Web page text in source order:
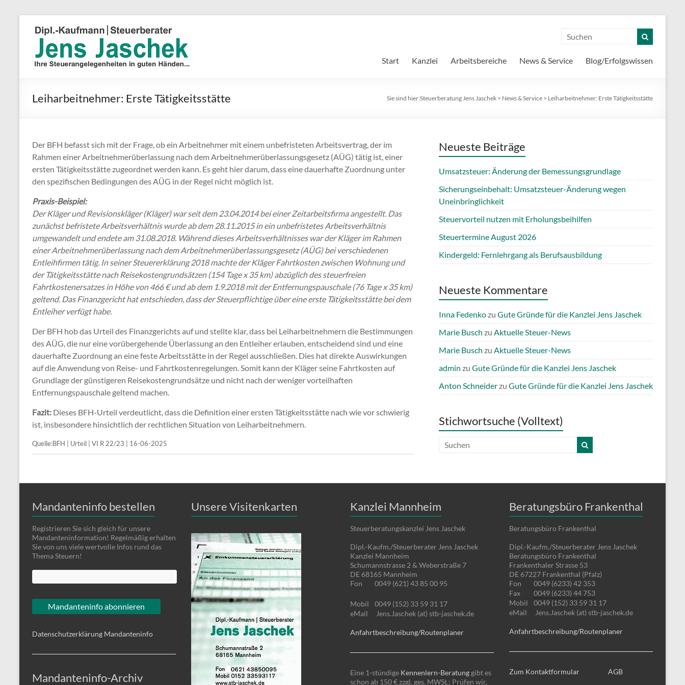
Start Kanzlei Arbeitsbereiche News & Service Blog/Erfolgswissen
Leiharbeitnehmer: Erste Tätigkeitsstätte Sie sind hier:Steuerberatung Jens Jaschek > News & Service > Leiharbeitnehmer: Erste Tätigkeitsstätte
Der BFH befasst sich mit der Frage, ob ein Arbeitnehmer mit einem unbefristeten Arbeitsvertrag, der im
Rahmen einer Arbeitnehmerüberlassung nach dem Arbeitnehmerüberlassungsgesetz (AÜG) tätig ist, einer
ersten Tätigkeitsstätte zugeordnet werden kann. Es geht hier darum, dass eine dauerhafte Zuordnung unter
den spezifischen Bedingungen des AÜG in der Regel nicht möglich ist.
Praxis-Beispiel:
Der Kläger und Revisionskläger (Kläger) war seit dem 23.04.2014 bei einer Zeitarbeitsfirma angestellt. Das
zunächst befristete Arbeitsverhältnis wurde ab dem 28.11.2015 in ein unbefristetes Arbeitsverhältnis
umgewandelt und endete am 31.08.2018. Während dieses Arbeitsverhältnisses war der Kläger im Rahmen
einer Arbeitnehmerüberlassung nach dem Arbeitnehmerüberlassungsgesetz (AÜG) bei verschiedenen
Entleihfirmen tätig. In seiner Steuererklärung 2018 machte der Kläger Fahrtkosten zwischen Wohnung und
der Tätigkeitsstätte nach Reisekostengrundsätzen (154 Tage x 35 km) abzüglich des steuerfreien
Fahrtkostenersatzes in Höhe von 466 € und ab dem 1.9.2018 mit der Entfernungspauschale (76 Tage x 35 km)
geltend. Das Finanzgericht hat entschieden, dass der Steuerpflichtige über eine erste Tätigkeitsstätte bei dem
Entleiher verfügt habe.
Der BFH hob das Urteil des Finanzgerichts auf und stellte klar, dass bei Leiharbeitnehmern die Bestimmungen
des AÜG, die nur eine vorübergehende Überlassung an den Entleiher erlauben, entscheidend sind und eine
dauerhafte Zuordnung an eine feste Arbeitsstätte in der Regel ausschließen. Dies hat direkte Auswirkungen
auf die Anwendung von Reise- und Fahrtkostenregelungen. Somit kann der Kläger seine Fahrtkosten auf
Grundlage der günstigeren Reisekostengrundsätze und nicht nach der weniger vorteilhaften
Entfernungspauschale geltend machen.
Fazit: Dieses BFH-Urteil verdeutlicht, dass die Definition einer ersten Tätigkeitsstätte nach wie vor schwierig
ist, insbesondere hinsichtlich der rechtlichen Situation von Leiharbeitnehmern.
Quelle:BFH | Urteil | VI R 22/23 | 16-06-2025
Neueste Beiträge
Umsatzsteuer: Änderung der Bemessungsgrundlage
Sicherungseinbehalt: Umsatzsteuer-Änderung wegen
Uneinbringlichkeit
Steuervorteil nutzen mit Erholungsbeihilfen
Steuertermine August 2026
Kindergeld: Fernlehrgang als Berufsausbildung
Neueste Kommentare
Inna Fedenkozu Gute Gründe für die Kanzlei Jens Jaschek
Marie Busch zu Aktuelle Steuer-News
Marie Busch zu Aktuelle Steuer-News
admin zu Gute Gründe für die Kanzlei Jens Jaschek
Anton Schneiderzu Gute Gründe für die Kanzlei Jens Jaschek
Stichwortsuche (Volltext)
Mandanteninfo bestellen
Registrieren Sie sich gleich für unsere
Mandanteninformation! Regelmäßig erhalten
Sie von uns viele wertvolle Infos rund das
Thema Steuern!
Datenschutzerklärung Mandanteninfo
Mandanteninfo-Archiv
Unsere Visitenkarten Kanzlei Mannheim
Steuerberatungskanzlei Jens Jaschek
Dipl.-Kaufm./Steuerberater Jens Jaschek
Kanzlei Mannheim
Schumannstrasse 2 & Weberstraße 7
DE 68165 Mannheim
Fon
0049 (621) 43 85 00 95
Mobil
0049 (152) 33 59 31 17
eMail
Jens.Jaschek (at) stb-jaschek.de
Anfahrtbeschreibung/Routenplaner
Eine 1-stündige Kennenlern-Beratung gibt es
schon ab 150 € zzgl. ges. MWSt.: Prüfen wir,
Beratungsbüro Frankenthal
Beratungsbüro Frankenthal
Dipl.-Kaufm./Steuerberater Jens Jaschek
Beratungsbüro Frankenthal
Frankenthaler Strasse 53
DE 67227 Frankenthal (Pfalz)
Fon
0049 (6233) 42 353
Fax
0049 (6233) 44 753
Mobil
0049 (152) 33 59 31 17
eMail
Jens.Jaschek (at) stb-jaschek.de
Anfahrtbeschreibung/Routenplaner
Zum Kontaktformular AGB